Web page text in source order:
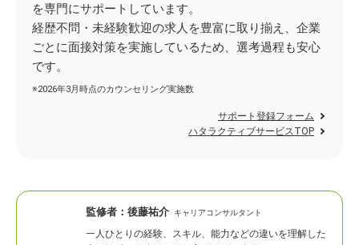
を専門にサポートしています。
経歴不問・未経験歓迎の求人を豊富に取り揃え、企業
ごとに面接対策を実施しているため、選考過程も安心
です。
※2026年3月時点のカウンセリング実施数
サポート登録フォーム
ハタラクティブサービスTOP
監修者： 後藤祐介 キャリアコンサルタント
一人ひとりの経験、スキル、能力などの違いを理解した